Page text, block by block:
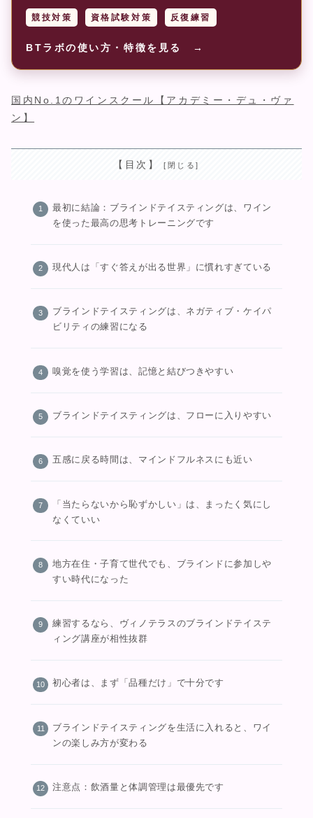
競技対策 資格試験対策 反復練習
BTラボの使い方・特徴を見る →
国内No.1のワインスクール【アカデミー・デュ・ヴァ
ン】
【目次】
最初に結論：ブラインドテイスティングは、ワイン
を使った最高の思考トレーニングです
現代人は「すぐ答えが出る世界」に慣れすぎている
ブラインドテイスティングは、ネガティブ・ケイパ
ビリティの練習になる
嗅覚を使う学習は、記憶と結びつきやすい
ブラインドテイスティングは、フローに入りやすい
五感に戻る時間は、マインドフルネスにも近い
「当たらないから恥ずかしい」は、まったく気にし
なくていい
地方在住・子育て世代でも、ブラインドに参加しや
すい時代になった
練習するなら、ヴィノテラスのブラインドテイステ
ィング講座が相性抜群
初心者は、まず「品種だけ」で十分です
ブラインドテイスティングを生活に入れると、ワイ
ンの楽しみ方が変わる
注意点：飲酒量と体調管理は最優先です